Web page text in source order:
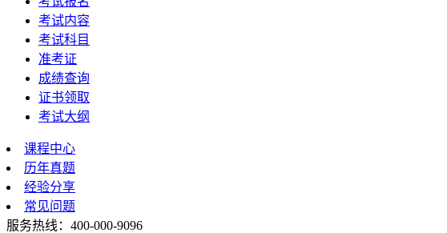
考试内容
考试科目
准考证
成绩查询
证书领取
考试大纲
课程中心
历年真题
经验分享
常见问题
服务热线：400-000-9096